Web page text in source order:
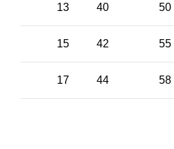
50
40
13
55
42
15
58
44
17